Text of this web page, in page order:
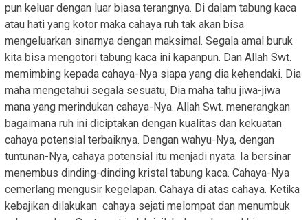
pun keluar dengan luar biasa terangnya. Di dalam tabung kaca
atau hati yang kotor maka cahaya ruh tak akan bisa
mengeluarkan sinarnya dengan maksimal. Segala amal buruk
kita bisa mengotori tabung kaca ini kapanpun. Dan Allah Swt.
memimbing kepada cahaya-Nya siapa yang dia kehendaki. Dia
maha mengetahui segala sesuatu, Dia maha tahu jiwa-jiwa
mana yang merindukan cahaya-Nya. Allah Swt. menerangkan
bagaimana ruh ini diciptakan dengan kualitas dan kekuatan
cahaya potensial terbaiknya. Dengan wahyu-Nya, dengan
tuntunan-Nya, cahaya potensial itu menjadi nyata. Ia bersinar
menembus dinding-dinding kristal tabung kaca. Cahaya-Nya
cemerlang mengusir kegelapan. Cahaya di atas cahaya. Ketika
kebajikan dilakukan cahaya sejati melompat dan menumbuk